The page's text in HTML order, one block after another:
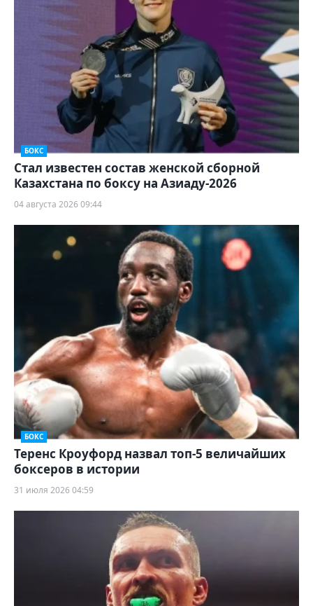
БОКС
Стал известен состав женской сборной
Казахстана по боксу на Азиаду-2026
04 августа 2026 09:44
БОКС
Теренс Кроуфорд назвал топ-5 величайших
боксеров в истории
31 июля 2026 04:59